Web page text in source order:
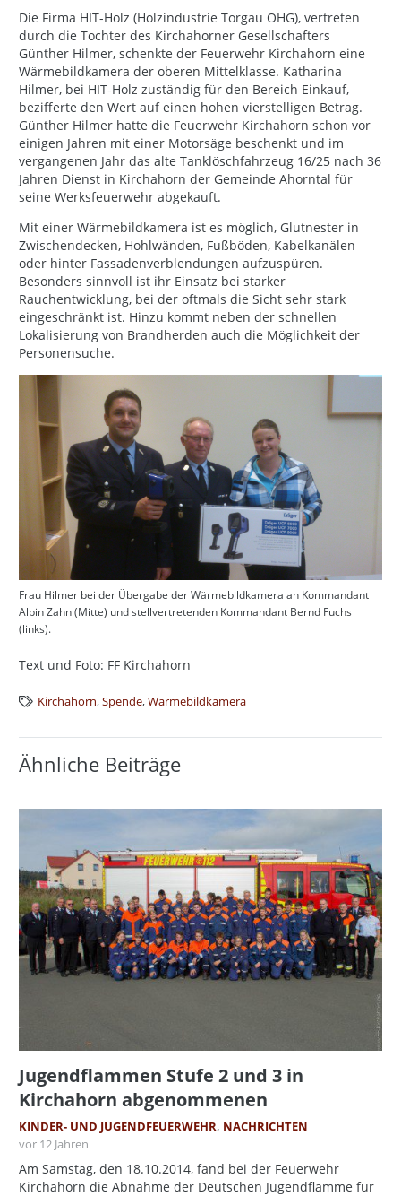
Die Firma HIT-Holz (Holzindustrie Torgau OHG), vertreten
durch die Tochter des Kirchahorner Gesellschafters
Günther Hilmer, schenkte der Feuerwehr Kirchahorn eine
Wärmebildkamera der oberen Mittelklasse. Katharina
Hilmer, bei HIT-Holz zuständig für den Bereich Einkauf,
bezifferte den Wert auf einen hohen vierstelligen Betrag.
Günther Hilmer hatte die Feuerwehr Kirchahorn schon vor
einigen Jahren mit einer Motorsäge beschenkt und im
vergangenen Jahr das alte Tanklöschfahrzeug 16/25 nach 36
Jahren Dienst in Kirchahorn der Gemeinde Ahorntal für
seine Werksfeuerwehr abgekauft.
Mit einer Wärmebildkamera ist es möglich, Glutnester in
Zwischendecken, Hohlwänden, Fußböden, Kabelkanälen
oder hinter Fassadenverblendungen aufzuspüren.
Besonders sinnvoll ist ihr Einsatz bei starker
Rauchentwicklung, bei der oftmals die Sicht sehr stark
eingeschränkt ist. Hinzu kommt neben der schnellen
Lokalisierung von Brandherden auch die Möglichkeit der
Personensuche.
Frau Hilmer bei der Übergabe der Wärmebildkamera an Kommandant
Albin Zahn (Mitte) und stellvertretenden Kommandant Bernd Fuchs
(links).
Text und Foto: FF Kirchahorn
Kirchahorn,Spende,Wärmebildkamera
Ähnliche Beiträge
Jugendflammen Stufe 2 und 3 in
Kirchahorn abgenommenen
KINDER- UND JUGENDFEUERWEHR, NACHRICHTEN
vor 12 Jahren
Am Samstag, den 18.10.2014, fand bei der Feuerwehr
Kirchahorn die Abnahme der Deutschen Jugendflamme für